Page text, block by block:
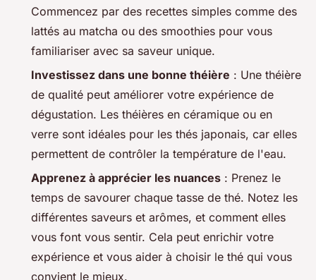
Commencez par des recettes simples comme des
lattés au matcha ou des smoothies pour vous
familiariser avec sa saveur unique.
Investissez dans une bonne théière : Une théière
de qualité peut améliorer votre expérience de
dégustation. Les théières en céramique ou en
verre sont idéales pour les thés japonais, car elles
permettent de contrôler la température de l'eau.
Apprenez à apprécier les nuances : Prenez le
temps de savourer chaque tasse de thé. Notez les
différentes saveurs et arômes, et comment elles
vous font vous sentir. Cela peut enrichir votre
expérience et vous aider à choisir le thé qui vous
convient le mieux.